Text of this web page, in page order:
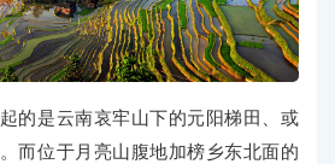
的是云南哀牢山下的元阳梯田、或
而位于月亮山腹地加榜乡东北面的